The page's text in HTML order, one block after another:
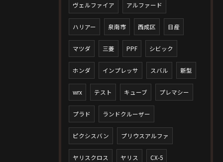
ヴェルファイア アルファード
ハリアー 泉南市 西成区 日産
マツダ 三菱 PPF シビック
ホンダ インプレッサ スバル 新型
wrx テスト キューブ プレマシー
プラド ランドクルーザー
ピクシスバン プリウスアルファ
ヤリスクロス ヤリス CX-5